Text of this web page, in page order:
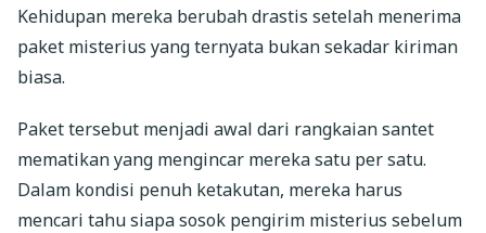
Kehidupan mereka berubah drastis setelah menerima
paket misterius yang ternyata bukan sekadar kiriman
biasa.
Paket tersebut menjadi awal dari rangkaian santet
mematikan yang mengincar mereka satu per satu.
Dalam kondisi penuh ketakutan, mereka harus
mencari tahu siapa sosok pengirim misterius sebelum